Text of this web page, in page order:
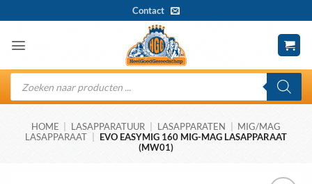
naar
inhoud
Contact
Producten
zoeken
HOME LASAPPARATUUR LASAPPARATEN
MIG/MAG
LASAPPARAAT
EVO EASYMIG 160 MIG-MAG LASAPPARAAT
(MW01)